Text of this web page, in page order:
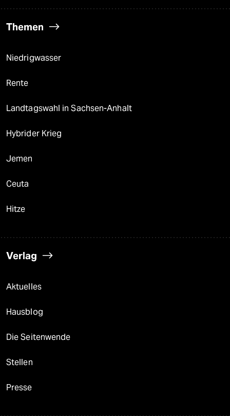
Themen
Niedrigwasser
Rente
Landtagswahl in Sachsen-Anhalt
Hybrider Krieg
Jemen
Ceuta
Hitze
Verlag
Aktuelles
Hausblog
Die Seitenwende
Stellen
Presse